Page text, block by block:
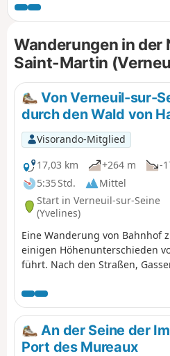
seiner abwechslungsreichen
der Stadtroute, gute kleine
Käserei, Bäckerei usw.
sanft abfallender Weg zum
Wanderungen in der
Saint-Martin
Von Verneuil-sur-
durch den Wald von
Visorando-Mitglied
17,03 km
+264 m
-
5:35 Std.
Mittel
Start in Verneuil-sur-Seine
(Yvelines)
Eine Wanderung von Bahnhof
einigen Höhenunterschieden
führt. Nach den Straßen,
auf sehr angenehme Weise den
Unterwegs gibt es drei schöne
Bauernhöfe zu entdecken.
An der Seine der
Port des Mureaux